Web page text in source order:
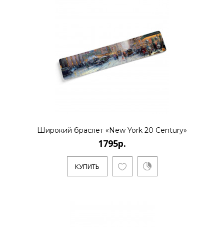
Широкий браслет «New York 20 Century»
1795р.
КУПИТЬ